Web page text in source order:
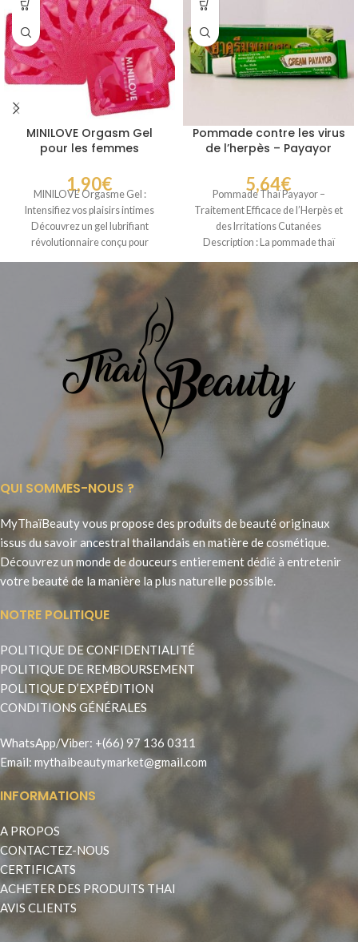
MINILOVE Orgasm Gel
pour les femmes
1,90€
MINILOVE Orgasme Gel :
Intensifiez vos plaisirs intimes
Découvrez un gel lubrifiant
révolutionnaire conçu pour
féminine et
Pommade contre les virus
de l’herpès – Payayor
5,64€
Pommade Thaï Payayor –
Traitement Efficace de l’Herpès et
des Irritations Cutanées
Description : La pommade thaï
QUI SOMMES-NOUS ?
MyThaïBeauty vous propose des produits de beauté originaux
issus du savoir ancestral thailandais en matière de cosmétique.
Découvrez un monde de douceurs entierement dédié à entretenir
votre beauté de la manière la plus naturelle possible.
NOTRE POLITIQUE
POLITIQUE DE CONFIDENTIALITÉ
POLITIQUE DE REMBOURSEMENT
POLITIQUE D’EXPÉDITION
CONDITIONS GÉNÉRALES
WhatsApp/Viber: +(66) 97 136 0311
Email: mythaibeautymarket@gmail.com
INFORMATIONS
A PROPOS
CONTACTEZ-NOUS
CERTIFICATS
ACHETER DES PRODUITS THAI
AVIS CLIENTS